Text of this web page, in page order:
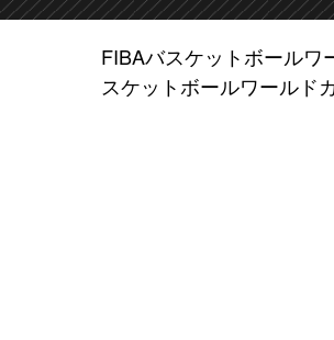
FIBAバスケットボールワ
スケットボールワール